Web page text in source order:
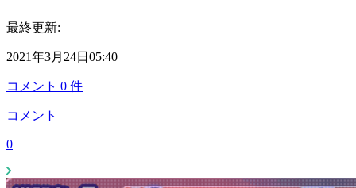
最終更新:
2021年3月24日05:40
コメント 0 件
コメント
0